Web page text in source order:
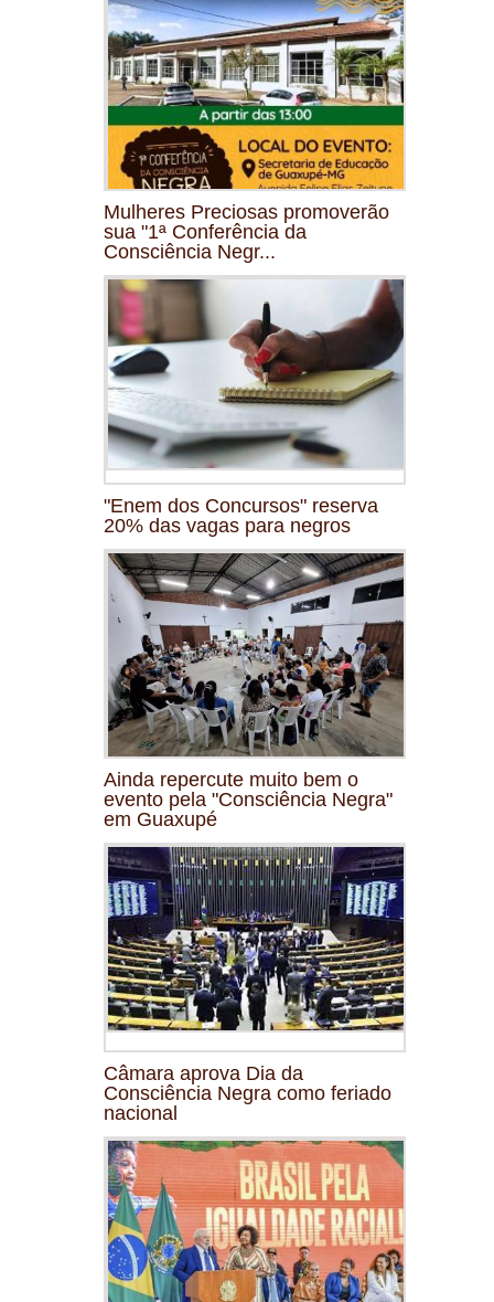
Mulheres Preciosas promoverão
sua "1ª Conferência da
Consciência Negr...
"Enem dos Concursos" reserva
20% das vagas para negros
Ainda repercute muito bem o
evento pela "Consciência Negra"
em Guaxupé
Câmara aprova Dia da
Consciência Negra como feriado
nacional